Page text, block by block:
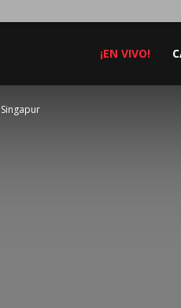
¡EN VIVO!